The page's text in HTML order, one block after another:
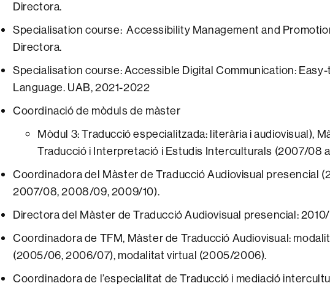
Directora.
Specialisation course: Accessibility Management and
Directora.
Specialisation course: Accessible Digital Communication:
Language. UAB, 2021-2022
Coordinació de mòduls de màster
Mòdul 3: Traducció especialitzada: literària i audiovisual),
Traducció i Interpretació i Estudis Interculturals (2007/08 a
Coordinadora del Màster de Traducció Audiovisual presencial
2007/08, 2008/09, 2009/10).
Directora del Màster de Traducció Audiovisual presencial: 2010/
Coordinadora de TFM, Màster de Traducció Audiovisual:
(2005/06, 2006/07), modalitat virtual (2005/2006).
Coordinadora de l’especialitat de Traducció i mediació